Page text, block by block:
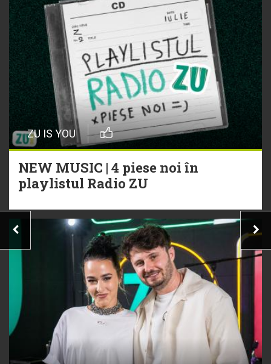
ZU IS YOU
NEW MUSIC | 4 piese noi în
playlistul Radio ZU